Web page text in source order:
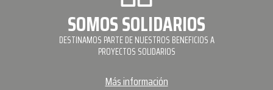
SOMOS SOLIDARIOS
DESTINAMOS PARTE DE NUESTROS BENEFICIOS A
PROYECTOS SOLIDARIOS
Más información